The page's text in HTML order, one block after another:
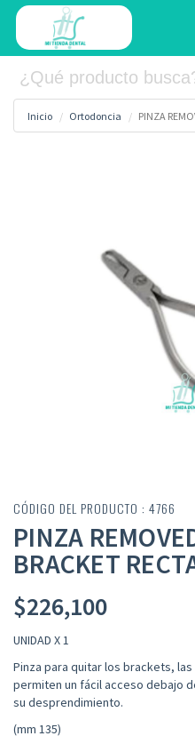
Inicio Ortodoncia PINZA
CÓDIGO DEL PRODUCTO : 4766
PINZA
BRACKET
$226,100
UNIDAD X 1
Pinza para quitar los brackets,
permiten un fácil acceso debajo
su desprendimiento.
(mm 135)